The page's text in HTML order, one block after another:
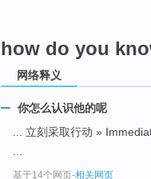
how do you
网络释义
你怎么认识他的呢
... 立刻采取行动 »
基于14个网页-相关网页